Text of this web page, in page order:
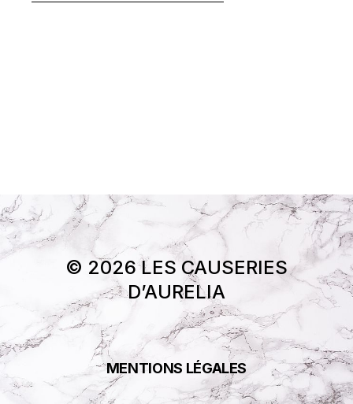
© 2026 LES CAUSERIES
D’AURELIA
MENTIONS LÉGALES